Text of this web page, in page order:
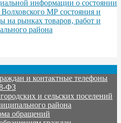
информации о состоянии
МР состояния и
на рынках товаров, работ и
района
и контактные телефоны
ФЗ
и сельских поселений
района
обращений